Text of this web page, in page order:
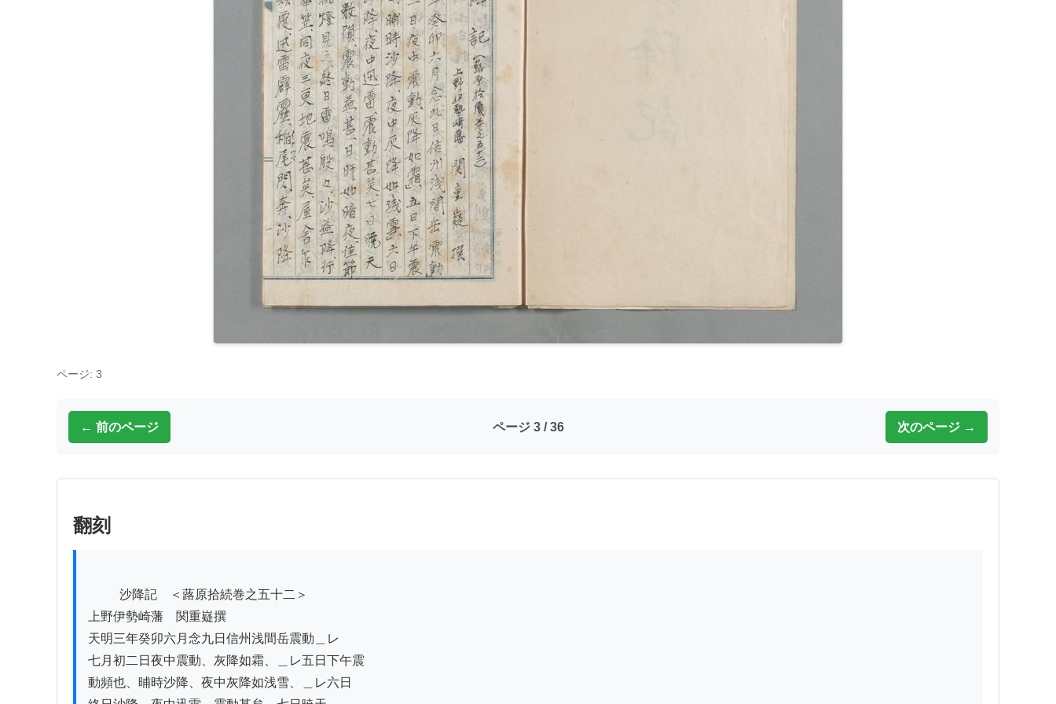
ページ: 3
← 前のページ ページ 3 / 36 次のページ →
翻刻
上野伊勢崎藩　関重嶷撰
天明三年癸卯六月念九日信州浅間岳震動＿レ
七月初二日夜中震動、灰降如霜、＿レ五日下午震
動頻也、晡時沙降、夜中灰降如浅雪、＿レ六日